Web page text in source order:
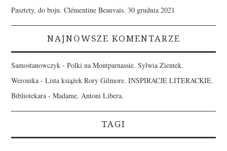
Pasztety, do boju. Clémentine Beauvais. 30 grudnia 2021
NAJNOWSZE KOMENTARZE
Samostanowczyk -Polki na Montparnassie. Sylwia Zientek.
Weronika -Lista książek Rory Gilmore. INSPIRACJE LITERACKIE.
Bibliotekara -Madame. Antoni Libera.
TAGI